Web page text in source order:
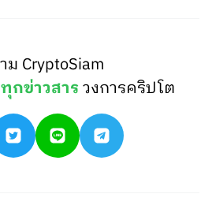
CryptoSiam
ทุกข่าวสารวงการคริปโต